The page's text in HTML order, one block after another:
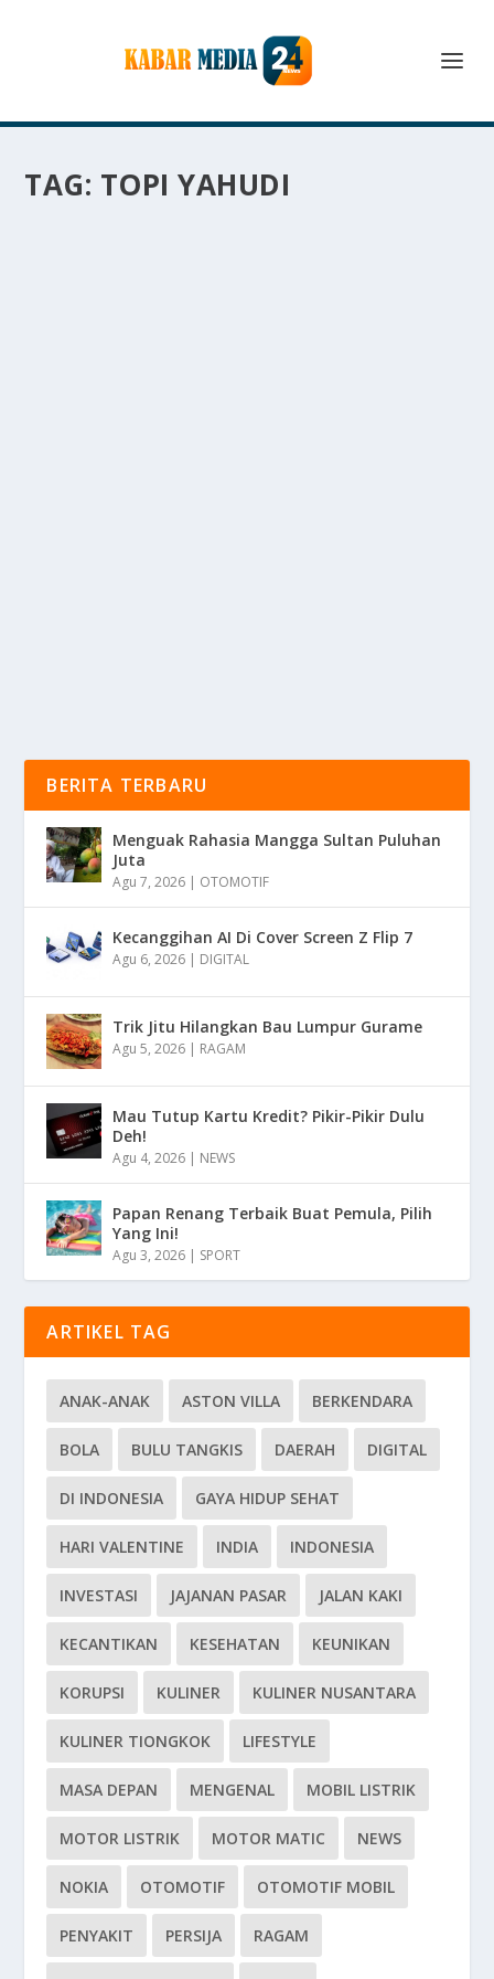
TAG: TOPI YAHUDI
BERITA TERBARU
Menguak Rahasia Mangga Sultan Puluhan
Juta
Agu 7, 2026 | OTOMOTIF
Kecanggihan AI Di Cover Screen Z Flip 7
Agu 6, 2026 | DIGITAL
Trik Jitu Hilangkan Bau Lumpur Gurame
Agu 5, 2026 | RAGAM
Mau Tutup Kartu Kredit? Pikir-Pikir Dulu
Deh!
Agu 4, 2026 | NEWS
Papan Renang Terbaik Buat Pemula, Pilih
Yang Ini!
Agu 3, 2026 | SPORT
ARTIKEL TAG
ANAK-ANAK ASTON VILLA BERKENDARA
BOLA BULU TANGKIS DAERAH DIGITAL
DI INDONESIA GAYA HIDUP SEHAT
HARI VALENTINE INDIA INDONESIA
INVESTASI JAJANAN PASAR JALAN KAKI
KECANTIKAN KESEHATAN KEUNIKAN
KORUPSI KULINER KULINER NUSANTARA
KULINER TIONGKOK LIFESTYLE
MASA DEPAN MENGENAL MOBIL LISTRIK
MOTOR LISTRIK MOTOR MATIC NEWS
NOKIA OTOMOTIF OTOMOTIF MOBIL
PENYAKIT PERSIJA RAGAM